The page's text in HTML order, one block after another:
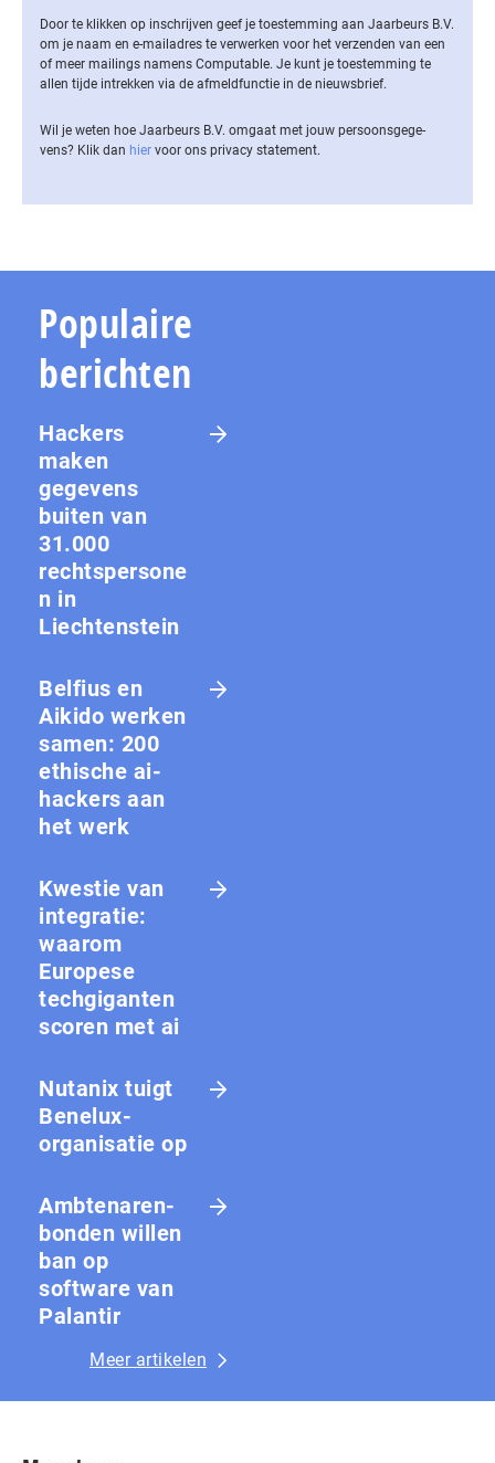
Door te klikken op inschrijven geef je toestemming aan Jaarbeurs B.V.
om je naam en e-mailadres te verwerken voor het verzenden van een
of meer mailings namens Computable. Je kunt je toestemming te
allen tijde intrekken via de af­meld­func­tie in de nieuwsbrief.
Wil je weten hoe Jaarbeurs B.V. omgaat met jouw per­soons­ge­ge­
vens? Klik dan hier voor ons privacy statement.
Populaire
berichten
Hackers
maken
gegevens
buiten van
31.000
rechtspersone
n in
Liechtenstein
Belfius en
Aikido werken
samen: 200
ethische ai-
hackers aan
het werk
Kwestie van
integratie:
waarom
Europese
techgiganten
scoren met ai
Nutanix tuigt
Benelux-
organisatie op
Amb­te­na­ren­
bon­den willen
ban op
software van
Palantir
Meer artikelen